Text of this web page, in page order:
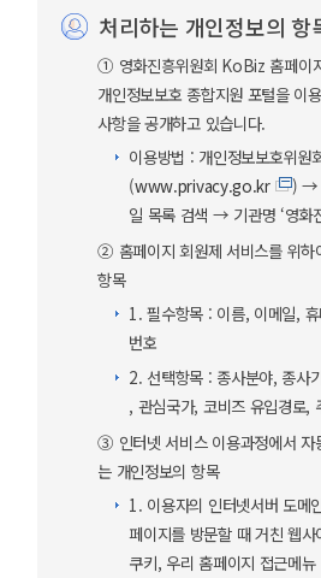
처리하는 개인정보의 항
① 영화진흥위원회 KoBiz 홈페이
개인정보보호 종합지원 포털을 이
사항을 공개하고 있습니다.
이용방법 : 개인정보보호위원
(www.privacy.go.kr
) →
일 목록 검색 → 기관명 ‘영화
② 홈페이지 회원제 서비스를 위하
항목
1. 필수항목 : 이름, 이메일,
번호
2. 선택항목 : 종사분야, 종사
, 관심국가, 코비즈 유입경로,
③ 인터넷 서비스 이용과정에서 자
는 개인정보의 항목
1. 이용자의 인터넷서버 도메
페이지를 방문할 때 거친 웹
쿠키, 우리 홈페이지 접근메뉴